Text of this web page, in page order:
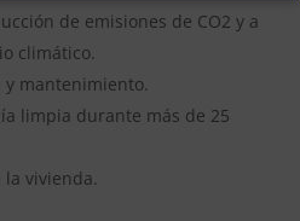
de emisiones de CO2 y a
climático.
mantenimiento.
limpia durante más de 25
vivienda.